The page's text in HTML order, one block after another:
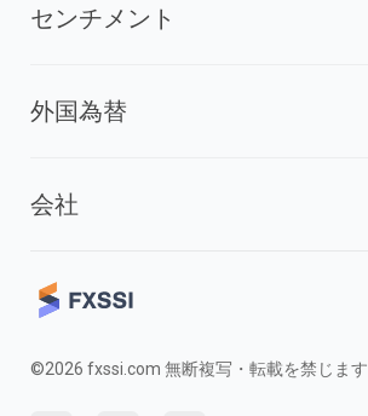
センチメント
外国為替
会社
©2026 fxssi.com 無断複写・転載を禁じます